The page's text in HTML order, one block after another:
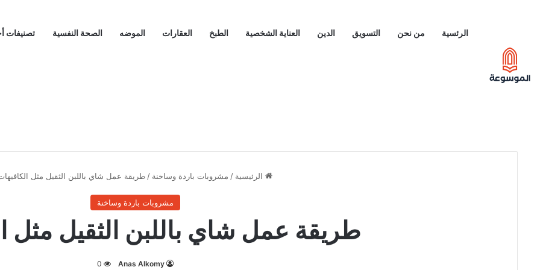
الرئسية من نحن التسويق الدين العناية الشخصية الطبخ العقارات الموضه الصحة النفسية تصنيفات
الرئيسية / مشروبات باردة وساخنة / طريقة عمل شاي باللبن الثقيل مثل
مشروبات باردة وساخنة
طريقة عمل شاي باللبن الثقيل مثل
Anas Alkomy
0